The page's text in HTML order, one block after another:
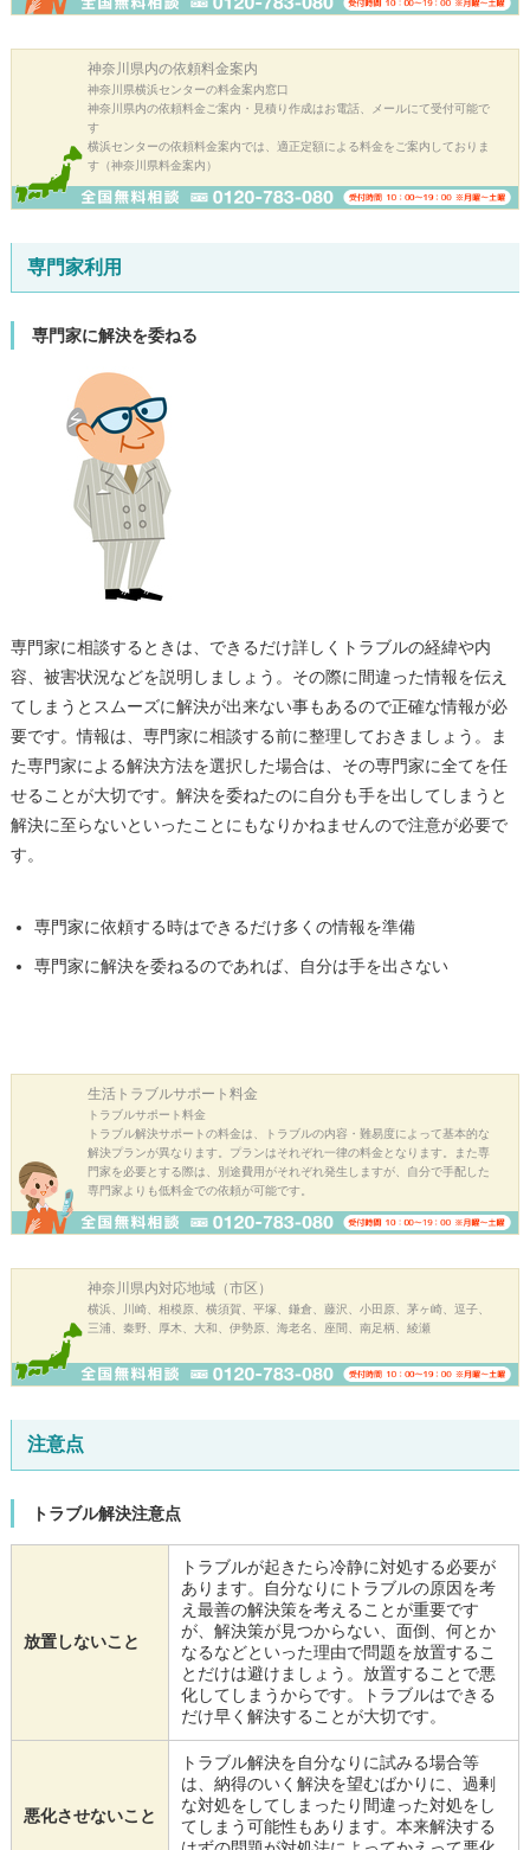
神奈川県内の依頼料金案内
神奈川県横浜センターの料金案内窓口
神奈川県内の依頼料金ご案内・見積り作成はお電話、メールにて受付可能で
す
横浜センターの依頼料金案内では、適正定額による料金をご案内しておりま
す（神奈川県料金案内）
専門家利用
専門家に解決を委ねる
専門家に相談するときは、できるだけ詳しくトラブルの経緯や内
容、被害状況などを説明しましょう。その際に間違った情報を伝え
てしまうとスムーズに解決が出来ない事もあるので正確な情報が必
要です。情報は、専門家に相談する前に整理しておきましょう。ま
た専門家による解決方法を選択した場合は、その専門家に全てを任
せることが大切です。解決を委ねたのに自分も手を出してしまうと
解決に至らないといったことにもなりかねませんので注意が必要で
す。
専門家に依頼する時はできるだけ多くの情報を準備
専門家に解決を委ねるのであれば、自分は手を出さない
生活トラブルサポート料金
トラブルサポート料金
トラブル解決サポートの料金は、トラブルの内容・難易度によって基本的な
解決プランが異なります。プランはそれぞれ一律の料金となります。また専
門家を必要とする際は、別途費用がそれぞれ発生しますが、自分で手配した
専門家よりも低料金での依頼が可能です。
神奈川県内対応地域（市区）
横浜、川崎、相模原、横須賀、平塚、鎌倉、藤沢、小田原、茅ヶ崎、逗子、
三浦、秦野、厚木、大和、伊勢原、海老名、座間、南足柄、綾瀬
注意点
トラブル解決注意点
放置しないこと
トラブルが起きたら冷静に対処する必要が
あります。自分なりにトラブルの原因を考
え最善の解決策を考えることが重要です
が、解決策が見つからない、面倒、何とか
なるなどといった理由で問題を放置するこ
とだけは避けましょう。放置することで悪
化してしまうからです。トラブルはできる
だけ早く解決することが大切です。
悪化させないこと
トラブル解決を自分なりに試みる場合等
は、納得のいく解決を望むばかりに、過剰
な対処をしてしまったり間違った対処をし
てしまう可能性もあります。本来解決する